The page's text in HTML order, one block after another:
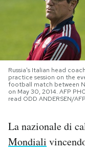
PODCAST
NEWSLETTER
I MIEI PREFERITI
SHOP
Russia's Italian head
practice session on the
football match between
on May 30, 2014. AFP
read ODD ANDERSEN/
La nazionale di
Mondiali